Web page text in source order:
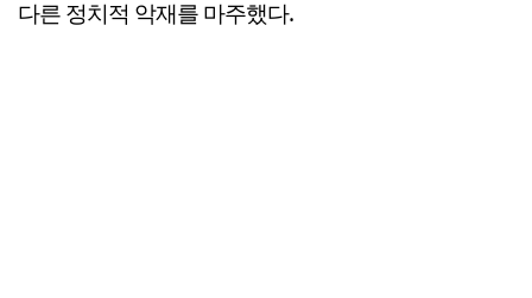
다른 정치적 악재를 마주했다.